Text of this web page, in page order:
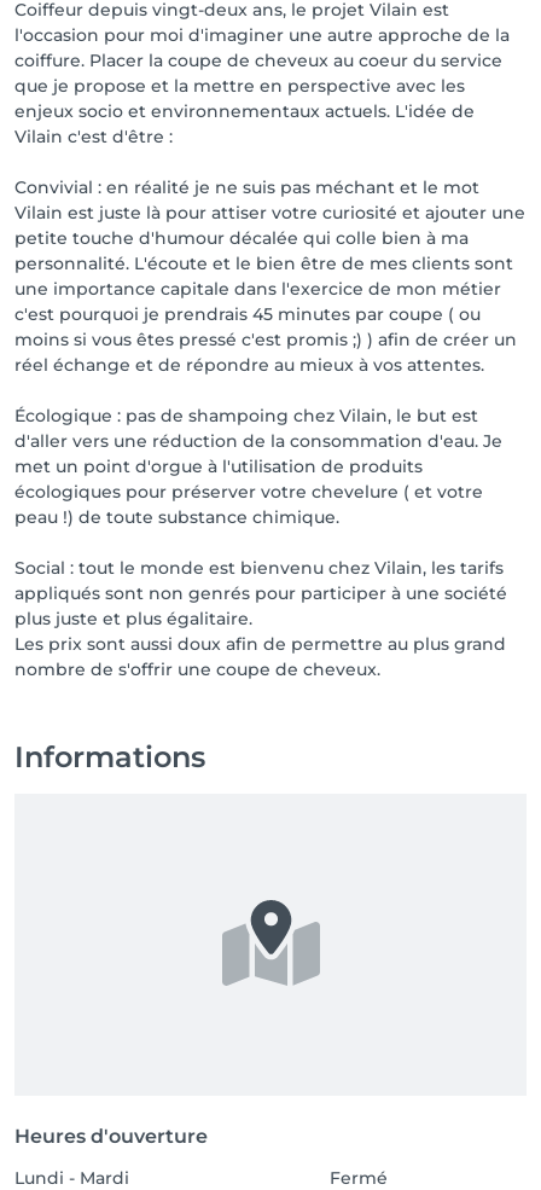
Coiffeur depuis vingt-deux ans, le projet Vilain est
l'occasion pour moi d'imaginer une autre approche de la
coiffure. Placer la coupe de cheveux au coeur du service
que je propose et la mettre en perspective avec les
enjeux socio et environnementaux actuels. L'idée de
Vilain c'est d'être :
Convivial : en réalité je ne suis pas méchant et le mot
Vilain est juste là pour attiser votre curiosité et ajouter une
petite touche d'humour décalée qui colle bien à ma
personnalité. L'écoute et le bien être de mes clients sont
une importance capitale dans l'exercice de mon métier
c'est pourquoi je prendrais 45 minutes par coupe ( ou
moins si vous êtes pressé c'est promis ;) ) afin de créer un
réel échange et de répondre au mieux à vos attentes.
Écologique : pas de shampoing chez Vilain, le but est
d'aller vers une réduction de la consommation d'eau. Je
met un point d'orgue à l'utilisation de produits
écologiques pour préserver votre chevelure ( et votre
peau !) de toute substance chimique.
Social : tout le monde est bienvenu chez Vilain, les tarifs
appliqués sont non genrés pour participer à une société
plus juste et plus égalitaire.
Les prix sont aussi doux afin de permettre au plus grand
Informations
Heures d'ouverture
Lundi - Mardi
Fermé